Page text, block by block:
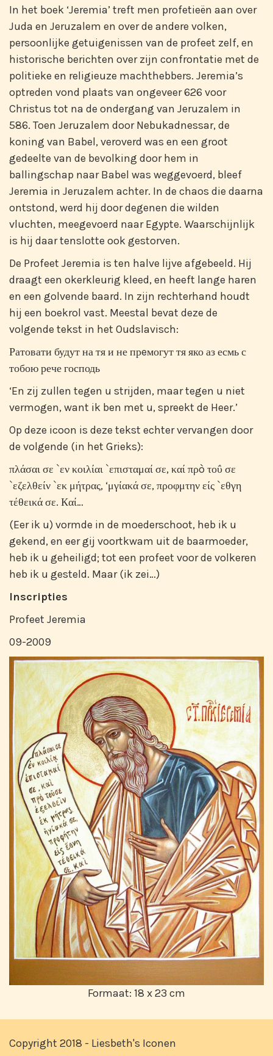
In het boek ‘Jeremia’ treft men profetieën aan over
Juda en Jeruzalem en over de andere volken,
persoonlijke getuigenissen van de profeet zelf, en
historische berichten over zijn confrontatie met de
politieke en religieuze machthebbers. Jeremia’s
optreden vond plaats van ongeveer 626 voor
Christus tot na de ondergang van Jeruzalem in
586. Toen Jeruzalem door Nebukadnessar, de
koning van Babel, veroverd was en een groot
gedeelte van de bevolking door hem in
ballingschap naar Babel was weggevoerd, bleef
Jeremia in Jeruzalem achter. In de chaos die daarna
ontstond, werd hij door degenen die wilden
vluchten, meegevoerd naar Egypte. Waarschijnlijk
is hij daar tenslotte ook gestorven.
De Profeet Jeremia is ten halve lijve afgebeeld. Hij
draagt een okerkleurig kleed, en heeft lange haren
en een golvende baard. In zijn rechterhand houdt
hij een boekrol vast. Meestal bevat deze de
volgende tekst in het Oudslavisch:
Ратовати будут на тя и не прeмогут тя яко аз есмь с
тобою рече господь
‘En zij zullen tegen u strijden, maar tegen u niet
vermogen, want ik ben met u, spreekt de Heer.’
Op deze icoon is deze tekst echter vervangen door
de volgende (in het Grieks):
πλάσαι σε `εν κοιλίαι `επισταμαί σε, καί πρò τοΰ σε
`εζελθείν `εκ μήτρας, ‘μγίακά σε, προφμτην είς `εθγη
τέθεικά σε. Кαί…
(Eer ik u) vormde in de moederschoot, heb ik u
gekend, en eer gij voortkwam uit de baarmoeder,
heb ik u geheiligd; tot een profeet voor de volkeren
heb ik u gesteld. Maar (ik zei…)
Inscripties
Profeet Jeremia
09-2009
Formaat: 18 x 23 cm
Copyright 2018 - Liesbeth's Iconen